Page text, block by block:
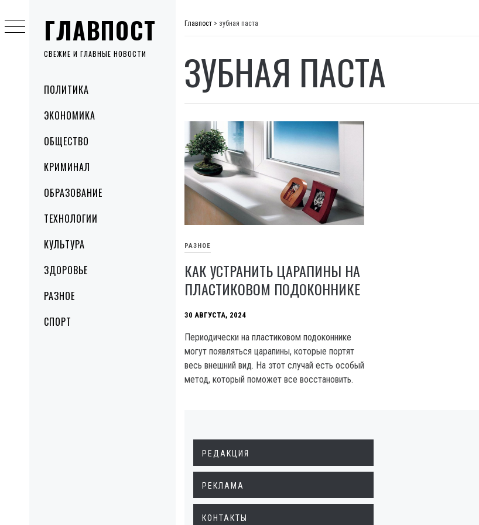
ГЛАВПОСТ
СВЕЖИЕ И ГЛАВНЫЕ НОВОСТИ
MenuПОЛИТИКА
ЭКОНОМИКА
ОБЩЕСТВО
КРИМИНАЛ
ОБРАЗОВАНИЕ
ТЕХНОЛОГИИ
КУЛЬТУРА
ЗДОРОВЬЕ
РАЗНОЕ
СПОРТ
to
content
Главпост > зубная паста
ЗУБНАЯ ПАСТА
РАЗНОЕ
КАК УСТРАНИТЬ ЦАРАПИНЫ НА
ПЛАСТИКОВОМ ПОДОКОННИКЕ
30 АВГУСТА, 2024
Периодически на пластиковом подоконнике
могут появляться царапины, которые портят
весь внешний вид. На этот случай есть особый
метод, который поможет все восстановить.
РЕДАКЦИЯ
РЕКЛАМА
КОНТАКТЫ